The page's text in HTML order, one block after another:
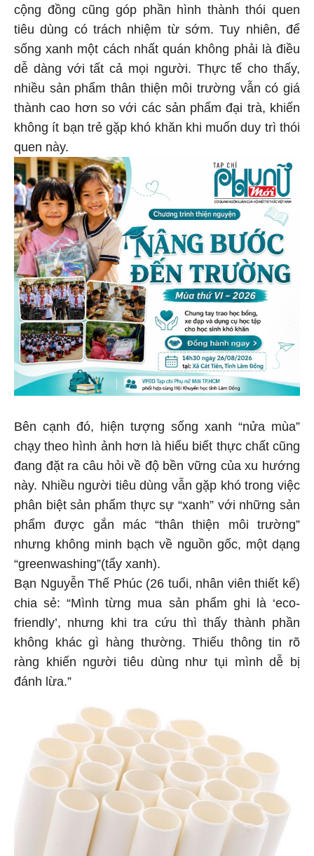
cộng đồng cũng góp phần hình thành thói quen
tiêu dùng có trách nhiệm từ sớm. Tuy nhiên, để
sống xanh một cách nhất quán không phải là điều
dễ dàng với tất cả mọi người. Thực tế cho thấy,
nhiều sản phẩm thân thiện môi trường vẫn có giá
thành cao hơn so với các sản phẩm đại trà, khiến
không ít bạn trẻ gặp khó khăn khi muốn duy trì thói
quen này.
Bên cạnh đó, hiện tượng sống xanh “nửa mùa”
chạy theo hình ảnh hơn là hiểu biết thực chất cũng
đang đặt ra câu hỏi về độ bền vững của xu hướng
này. Nhiều người tiêu dùng vẫn gặp khó trong việc
phân biệt sản phẩm thực sự “xanh” với những sản
phẩm được gắn mác “thân thiện môi trường”
nhưng không minh bạch về nguồn gốc, một dạng
“greenwashing”(tẩy xanh).
Bạn Nguyễn Thế Phúc (26 tuổi, nhân viên thiết kế)
chia sẻ: “Mình từng mua sản phẩm ghi là ‘eco-
friendly’, nhưng khi tra cứu thì thấy thành phần
không khác gì hàng thường. Thiếu thông tin rõ
ràng khiến người tiêu dùng như tụi mình dễ bị
đánh lừa.”